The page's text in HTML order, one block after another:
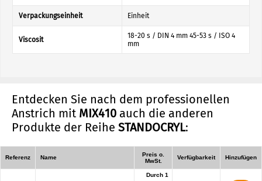
Verpackungseinheit Einheit
Viscosit
18-20 s / DIN 4 mm 45-53 s / ISO 4
mm
Entdecken Sie nach dem professionellen
Anstrich mit MIX410 auch die anderen
Produkte der Reihe STANDOCRYL:
Referenz Name
Preis o.
MwSt.
Verfügbarkeit Hinzufügen
Durch 1